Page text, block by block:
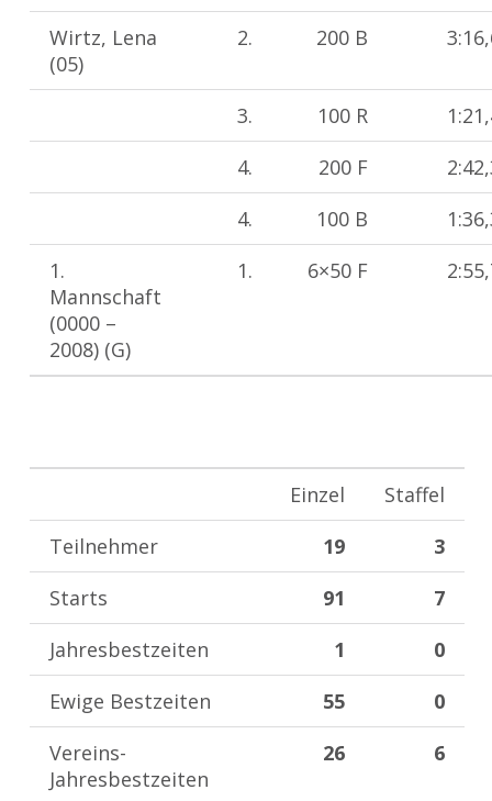
Wirtz, Lena
(05)
2. 200 B
3. 100 R
4.
200 F
4.
100 B
1.
Mannschaft
(0000 –
2008) (G)
1. 6×50 F
Einzel
Staffel
Teilnehmer
19
3
Starts
91
7
Jahresbestzeiten
1
0
Ewige Bestzeiten
55
0
Vereins-
Jahresbestzeiten
26 6